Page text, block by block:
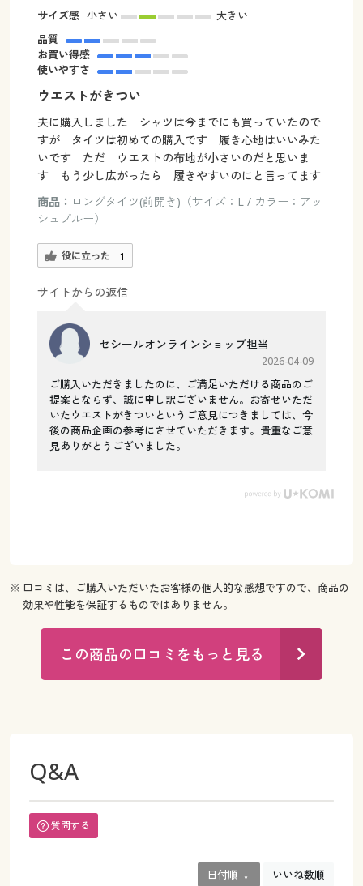
サイズ感 小さい
大きい
品質
お買い得感
使いやすさ
ウエストがきつい
夫に購入しました シャツは今までにも買っていたので
すが タイツは初めての購入です 履き心地はいいみた
いです ただ ウエストの布地が小さいのだと思いま
す もう少し広がったら 履きやすいのにと言ってます
商品： ロングタイツ(前開き)（サイズ：L / カラー：アッ
シュブルー）
役に立った 1
サイトからの返信
セシールオンラインショップ担当
2026-04-09
ご購入いただきましたのに、ご満足いただける商品のご
提案とならず、誠に申し訳ございません。お寄せいただ
いたウエストがきついというご意見につきましては、今
後の商品企画の参考にさせていただきます。貴重なご意
見ありがとうございました。
※ 口コミは、ご購入いただいたお客様の個人的な感想ですので、商品の
効果や性能を保証するものではありません。
この商品の口コミをもっと見る
Q&A
質問する
日付順 ↓ いいね数順